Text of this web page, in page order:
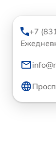
+7